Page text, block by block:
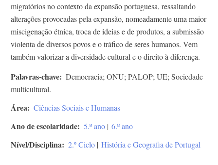
migratórios no contexto da expansão portuguesa, ressaltando
alterações provocadas pela expansão, nomeadamente uma maior
miscigenação étnica, troca de ideias e de produtos, a submissão
violenta de diversos povos e o tráfico de seres humanos. Vem
também valorizar a diversidade cultural e o direito à diferença.
Palavras-chave
Democracia; ONU; PALOP; UE; Sociedade
multicultural.
Área Ciências Sociais e Humanas
Ano de escolaridade 5.º ano | 6.º ano
Nível/Disciplina 2.º Ciclo | História e Geografia de Portugal